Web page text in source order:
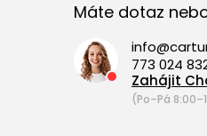
Máte dotaz
773 024
Zahájit
(Po–Pá